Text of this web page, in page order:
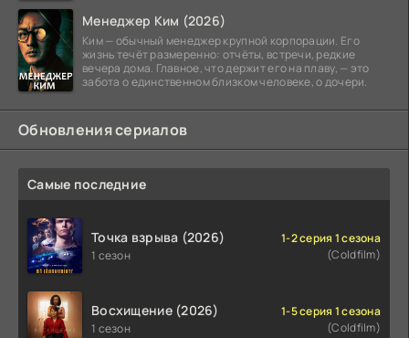
Менеджер Ким (2026)
Ким — обычный менеджер крупной корпорации. Его
жизнь течёт размеренно: отчёты, встречи, редкие
вечера дома. Главное, что держит его на плаву, — это
забота о единственном близком человеке, о дочери.
Обновления сериалов
Самые последние
Точка взрыва (2026)
1 сезон
1-2 серия 1 сезона
(Coldfilm)
Восхищение (2026)
1 сезон
1-5 серия 1 сезона
(Coldfilm)